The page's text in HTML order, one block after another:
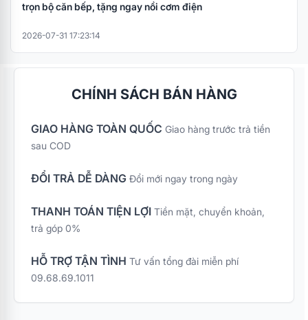
trọn bộ căn bếp, tặng ngay nồi cơm điện
2026-07-31 17:23:14
CHÍNH SÁCH BÁN HÀNG
GIAO HÀNG TOÀN QUỐC Giao hàng trước trả tiền
sau COD
ĐỔI TRẢ DỄ DÀNG Đổi mới ngay trong ngày
THANH TOÁN TIỆN LỢI Tiền mặt, chuyển khoản,
trả góp 0%
HỖ TRỢ TẬN TÌNH Tư vấn tổng đài miễn phí
09.68.69.1011